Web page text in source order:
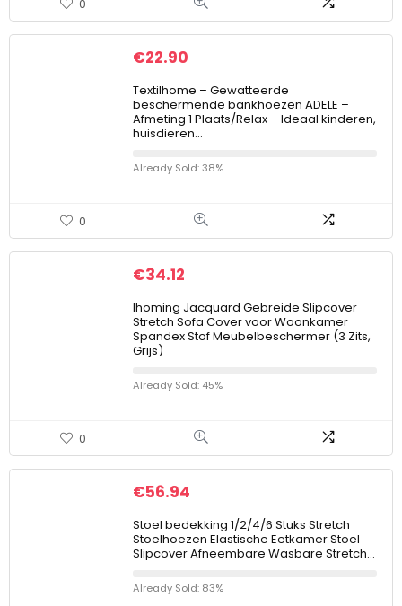
0
€22.90
Textilhome – Gewatteerde
beschermende bankhoezen ADELE –
Afmeting 1 Plaats/Relax – Ideaal kinderen,
huisdieren…
Already Sold: 38%
0
€34.12
Ihoming Jacquard Gebreide Slipcover
Stretch Sofa Cover voor Woonkamer
Spandex Stof Meubelbeschermer (3 Zits,
Grijs)
Already Sold: 45%
0
€56.94
Stoel bedekking 1/2/4/6 Stuks Stretch
Stoelhoezen Elastische Eetkamer Stoel
Slipcover Afneembare Wasbare Stretch…
Already Sold: 83%